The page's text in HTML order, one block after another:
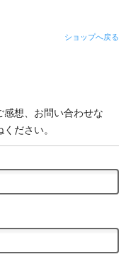
ショップへ戻る
想、お問い合わせな
ださい。